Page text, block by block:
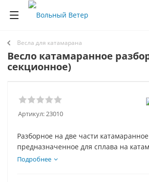
Весла для катамарана
Весло катамаранное
секционное)
Артикул:23010
Разборное на две части
предназначенное для сплава на
озерам и рекам. Компактное в
Подробнее